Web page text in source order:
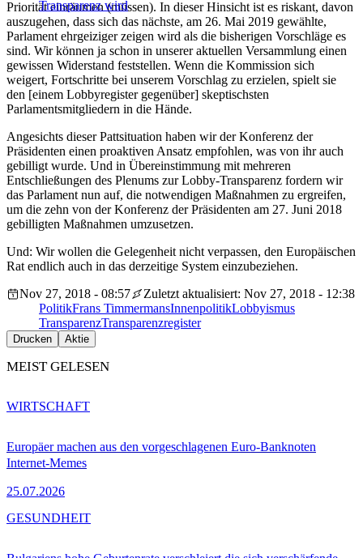
Transparenz wird
Priorität einräumen (müssen). In dieser Hinsicht ist es riskant, davon
auszugehen, dass sich das nächste, am 26. Mai 2019 gewählte,
Parlament ehrgeiziger zeigen wird als die bisherigen Vorschläge es
sind. Wir können ja schon in unserer aktuellen Versammlung einen
gewissen Widerstand feststellen. Wenn die Kommission sich
weigert, Fortschritte bei unserem Vorschlag zu erzielen, spielt sie
den [einem Lobbyregister gegenüber] skeptischsten
Parlamentsmitgliedern in die Hände.
Angesichts dieser Pattsituation haben wir der Konferenz der
Präsidenten einen proaktiven Ansatz empfohlen, was von ihr auch
gebilligt wurde. Und in Übereinstimmung mit mehreren
Entschließungen des Plenums zur Lobby-Transparenz fordern wir
das Parlament nun auf, die notwendigen Maßnahmen zu ergreifen,
um die zehn von der Konferenz der Präsidenten am 27. Juni 2018
gebilligten Maßnahmen umzusetzen.
Und: Wir wollen die Gelegenheit nicht verpassen, den Europäischen
Rat endlich auch in das derzeitige System einzubeziehen.
Nov 27, 2018 - 08:57
Zuletzt aktualisiert: Nov 27, 2018 - 12:38
PolitikFrans TimmermansInnenpolitikLobbyismus
TransparenzTransparenzregister
Drucken Aktie
MEIST GELESEN
Europäer machen aus den vorgeschlagenen Euro-Banknoten
Internet-Memes
25.07.2026
WIRTSCHAFT
GESUNDHEIT